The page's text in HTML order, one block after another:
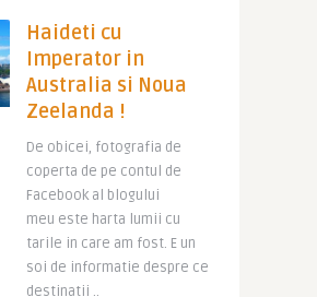
Haideti cu
Imperator in
Australia si Noua
Zeelanda !
De obicei, fotografia de
coperta de pe contul de
Facebook al blogului
meu este harta lumii cu
tarile in care am fost. E un
soi de informatie despre ce
destinatii ..